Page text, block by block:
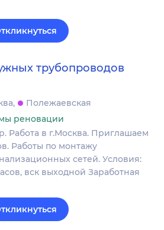
трубопроводов
Полежаевская
реновации
Работа в г.Москва. Приглашаем
Работы по монтажу
сетей. Условия:
вск выходной Заработная